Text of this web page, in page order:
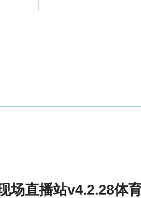
场直播站v4.2.28体